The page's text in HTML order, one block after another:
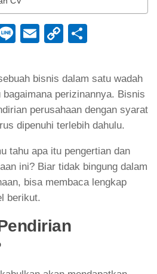
LineEmailCopy
bisnis dalam satu wadah
perizinannya. Bisnis
perusahaan dengan syarat
dipenuhi terlebih dahulu.
tahu apa itu pengertian dan
ini? Biar tidak bingung dalam
bisa membaca lengkap
berikut.